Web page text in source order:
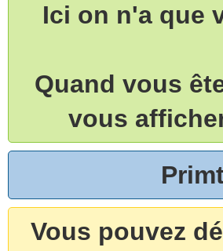
Ici on n'a que
Quand vous
vous
Vous pouvez